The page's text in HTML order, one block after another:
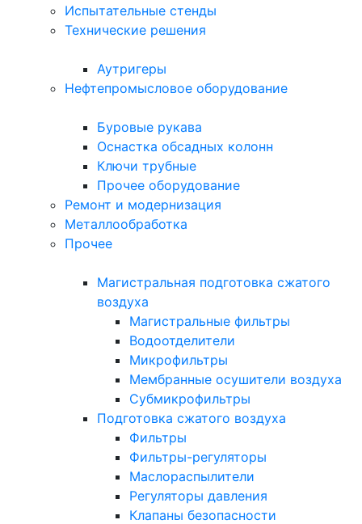
Испытательные стенды
Технические решения
Аутригеры
Нефтепромысловое оборудование
Буровые рукава
Оснастка обсадных колонн
Ключи трубные
Прочее оборудование
Ремонт и модернизация
Металлообработка
Прочее
Магистральная подготовка сжатого
воздуха
Магистральные фильтры
Водоотделители
Микрофильтры
Мембранные осушители воздуха
Субмикрофильтры
Подготовка сжатого воздуха
Фильтры
Фильтры-регуляторы
Маслораспылители
Регуляторы давления
Клапаны безопасности